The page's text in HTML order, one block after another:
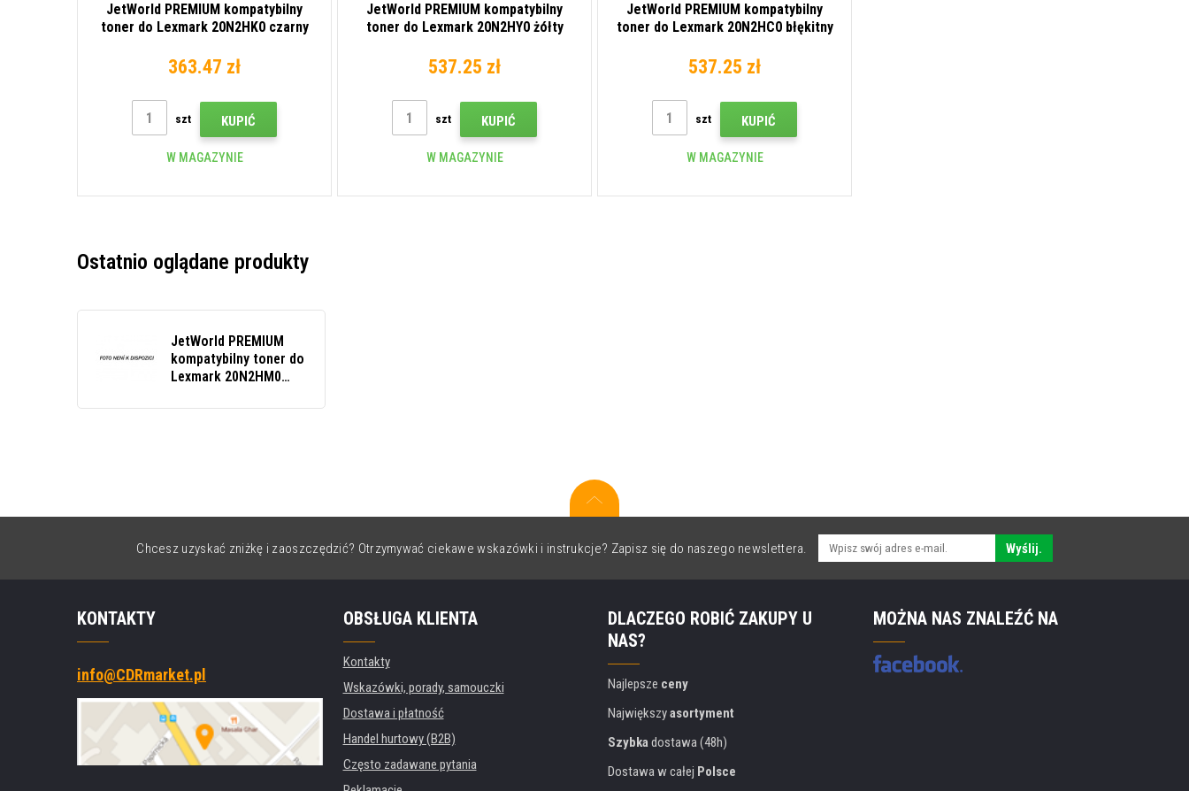
JetWorld PREMIUM kompatybilny
toner do Lexmark 20N2HK0 czarny
363.47 zł
szt KUPIĆ
W MAGAZYNIE
JetWorld PREMIUM kompatybilny
toner do Lexmark 20N2HY0 żółty
537.25 zł
szt KUPIĆ
W MAGAZYNIE
JetWorld PREMIUM kompatybilny
toner do Lexmark 20N2HC0 błękitny
537.25 zł
szt KUPIĆ
W MAGAZYNIE
Ostatnio oglądane produkty
JetWorld PREMIUM
kompatybilny toner do
Lexmark 20N2HM0
Chcesz uzyskać zniżkę i zaoszczędzić? Otrzymywać ciekawe wskazówki i instrukcje? Zapisz się do naszego newslettera. Wyślij.
KONTAKTY
info@CDRmarket.pl
OBSŁUGA KLIENTA
Kontakty
Wskazówki, porady, samouczki
Dostawa i płatność
Handel hurtowy (B2B)
Często zadawane pytania
DLACZEGO ROBIĆ ZAKUPY U
NAS?
Najlepsze ceny
Największyasortyment
Szybkadostawa (48h)
Dostawa w całej Polsce
MOŻNA NAS ZNALEŹĆ NA